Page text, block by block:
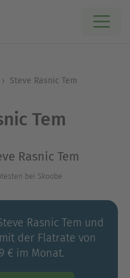
Steve Rasnic Tem
Tem
Rasnic Tem
bei Skoobe
Rasnic Tem und
der Flatrate von
€ im Monat.